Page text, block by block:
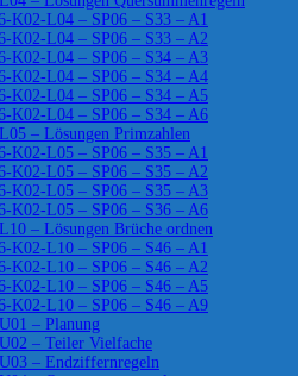
K02-L04 – SP06 – S33 – A1
K02-L04 – SP06 – S33 – A2
K02-L04 – SP06 – S34 – A3
K02-L04 – SP06 – S34 – A4
K02-L04 – SP06 – S34 – A5
K02-L04 – SP06 – S34 – A6
– Lösungen Primzahlen
K02-L05 – SP06 – S35 – A1
K02-L05 – SP06 – S35 – A2
K02-L05 – SP06 – S35 – A3
K02-L05 – SP06 – S36 – A6
– Lösungen Brüche ordnen
K02-L10 – SP06 – S46 – A1
K02-L10 – SP06 – S46 – A2
K02-L10 – SP06 – S46 – A5
K02-L10 – SP06 – S46 – A9
– Planung
– Teiler Vielfache
– Endziffernregeln